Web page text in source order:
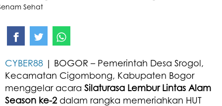
CYBER88 | BOGOR – Pemerintah Desa Srogol,
Kecamatan Cigombong, Kabupaten Bogor
menggelar acara Silaturasa Lembur Lintas Alam
Season ke-2 dalam rangka memeriahkan HUT